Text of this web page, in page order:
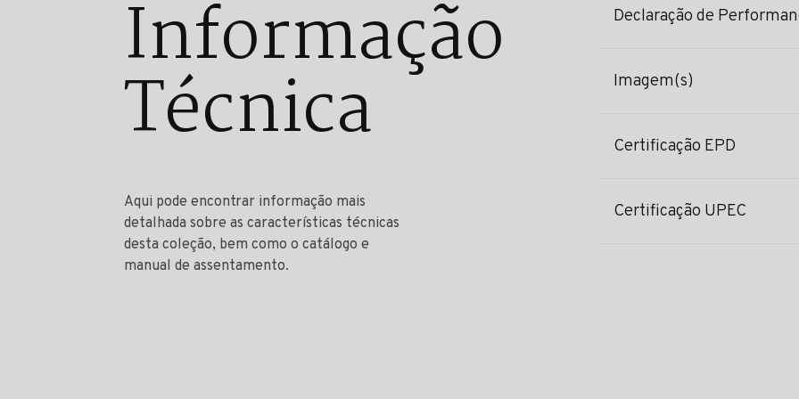
Informação
Técnica
Aqui pode encontrar informação mais
detalhada sobre as características técnicas
desta coleção, bem como o catálogo e
manual de assentamento.
Declaração de
Imagem(s)
Certificação EPD
Certificação UPEC